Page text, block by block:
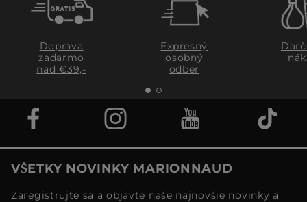
Doprava
zadarmo
nad €39,-
Expresný
osobný
odber
VŠETKY NOVINKY MARIONNAUD
Zaregistrujte sa a objavte naše najnovšie novinky a